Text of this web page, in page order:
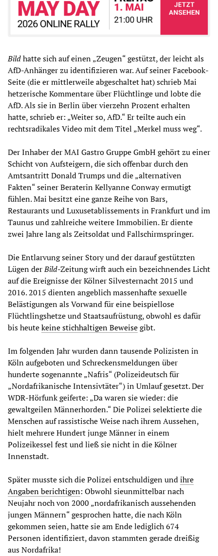
Bildhatte sich auf einen „Zeugen“ gestützt, der leicht als
AfD-Anhänger zu identifizieren war. Auf seiner Facebook-
Seite (die er mittlerweile abgeschaltet hat) schrieb Mai
hetzerische Kommentare über Flüchtlinge und lobte die
AfD. Als sie in Berlin über vierzehn Prozent erhalten
hatte, schrieb er: „Weiter so, AfD.“ Er teilte auch ein
rechtsradikales Video mit dem Titel „Merkel muss weg“.
Der Inhaber der MAI Gastro Gruppe GmbH gehört zu einer
Schicht von Aufsteigern, die sich offenbar durch den
Amtsantritt Donald Trumps und die „alternativen
Fakten“ seiner Beraterin Kellyanne Conway ermutigt
fühlen. Mai besitzt eine ganze Reihe von Bars,
Restaurants und Luxusetablissements in Frankfurt und im
Taunus und zahlreiche weitere Immobilien. Er diente
zwei Jahre lang als Zeitsoldat und Fallschirmspringer.
Die Entlarvung seiner Story und der darauf gestützten
Lügen derBild-Zeitung wirft auch ein bezeichnendes Licht
auf die Ereignisse der Kölner Silvesternacht 2015 und
2016. 2015 dienten angeblich massenhafte sexuelle
Belästigungen als Vorwand für eine beispiellose
Flüchtlingshetze und Staatsaufrüstung, obwohl es dafür
bis heutekeine stichhaltigen Beweisegibt.
Im folgenden Jahr wurden dann tausende Polizisten in
Köln aufgeboten und Schreckensmeldungen über
hunderte sogenannte „Nafris“ (Polizeideutsch für
„Nordafrikanische Intensivtäter“) in Umlauf gesetzt. Der
WDR-Hörfunk geiferte: „Da waren sie wieder: die
gewaltgeilen Männerhorden.“ Die Polizei selektierte die
Menschen auf rassistische Weise nach ihrem Aussehen,
hielt mehrere Hundert junge Männer in einem
Polizeikessel fest und ließ sie nicht in die Kölner
Innenstadt.
Später musste sich die Polizei entschuldigen undihre
Angaben berichtigen: Obwohl sieunmittelbar nach
Neujahr noch von 2000 „nordafrikanisch aussehenden
jungen Männern“ gesprochen hatte, die nach Köln
gekommen seien, hatte sie am Ende lediglich 674
Personen identifiziert, davon stammten gerade dreißig
aus Nordafrika!